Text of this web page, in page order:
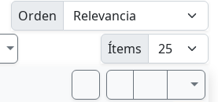
Orden
Ítems